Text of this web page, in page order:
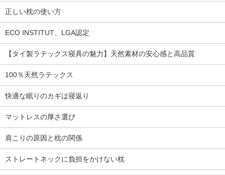
正しい枕の使い方
ECO INSTITUT、LGA認定
【タイ製ラテックス寝具の魅力】天然素材の安心感と高品質
100％天然ラテックス
快適な眠りのカギは寝返り
マットレスの厚さ選び
肩こりの原因と枕の関係
ストレートネックに負担をかけない枕